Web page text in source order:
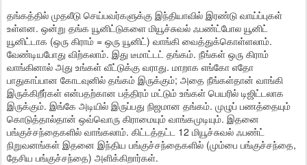
தங்கத்தில் முதலீடு செய்பவர்களுக்கு இந்தியாவில் இரண்டு வாய்ப்புகள்
உள்ளன. ஒன்று தங்க யூனிட்டுகளை மியூச்சுவல் ஃபண்ட்போல யூனிட்
யூனிட்டாக (ஒரு கிராம் = ஒரு யூனிட்) வாங்கி வைத்துக்கொள்ளலாம்.
வேண்டியபோது விற்கலாம். இது டீமாட்டட் தங்கம். நீங்கள் ஒரு கிராம்
வாங்கினால் அது உங்கள் வீட்டுக்கு வராது. மாறாக எங்கோ எதோ
பாதுகாப்பான கோடவுனில் தங்கம் இருக்கும்; அதை நீங்கள்தான் வாங்கி
இருக்கிறீர்கள் என்பதற்கான பத்திரம் மட்டும் உங்கள் பெயரில் டிஜிட்டலாக
இருக்கும். இங்கே அடியில் இருப்பது நிஜமான தங்கம். முழுப் பணத்தையும்
கொடுத்தால்தான் ஒவ்வொரு கிராமையும் வாங்கமுடியும். இதனை
பங்குச்சந்தைகளில் வாங்கலாம். கிட்டத்தட்ட 12 மியூச்சுவல் ஃபண்ட்
நிறுவனங்கள் இதனை இந்திய பங்குச்சந்தைகளில் (மும்பை பங்குச்சந்தை,
தேசிய பங்குச்சந்தை) அளிக்கிறார்கள்.